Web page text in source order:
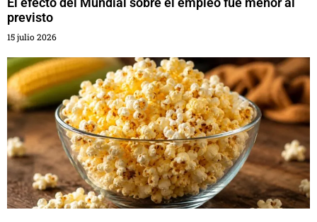
previsto
15 julio 2026